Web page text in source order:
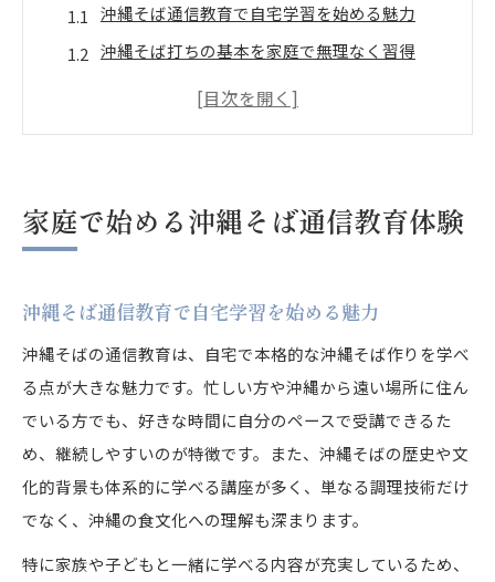
沖縄そば通信教育で自宅学習を始める魅力
沖縄そば打ちの基本を家庭で無理なく習得
沖縄そば打ち方を動画で繰り返し学べる利点
沖縄そば打ち方の基礎を通信講座で体系的に学
沖縄そば打ちを自分のペースで練習できる通信
講座
沖縄そばの打ち方解説動画で理解を深める方法
沖縄そばの生地作りと寝かせ時間のコツ解説
沖縄そば通信教育で使える製麺テクニックとは
親子でも楽しめる沖縄そば手打ち体験講座とは
沖縄そば手打ち体験講座の親子参加のメリット
沖縄そば通信教育で親子クッキングを楽しむ方
家庭で始める沖縄そば通信教育体験
沖縄そば通信教育で自宅学習を始める魅力
沖縄そばの通信教育は、自宅で本格的な沖縄そば作りを学べ
る点が大きな魅力です。忙しい方や沖縄から遠い場所に住ん
でいる方でも、好きな時間に自分のペースで受講できるた
め、継続しやすいのが特徴です。また、沖縄そばの歴史や文
化的背景も体系的に学べる講座が多く、単なる調理技術だけ
でなく、沖縄の食文化への理解も深まります。
特に家族や子どもと一緒に学べる内容が充実しているため、